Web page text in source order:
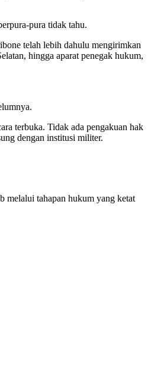
pura tidak tahu.
telah lebih dahulu mengirimkan
hingga aparat penegak hukum,
terbuka. Tidak ada pengakuan hak
dengan institusi militer.
melalui tahapan hukum yang ketat